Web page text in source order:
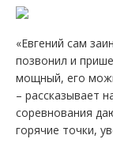
«Евгений сам
позвонил и
мощный, его
– рассказывает
соревнования
горячие точки,